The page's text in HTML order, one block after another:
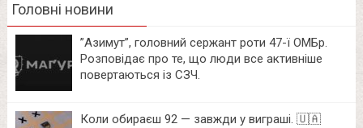
Головні новини
⁨”Азимут”, головний сержант роти 47-ї ОМБр.
Розповідає про те, що люди все активніше
повертаються із СЗЧ.
Коли обираєш 92 — завжди у виграші. 🇺🇦